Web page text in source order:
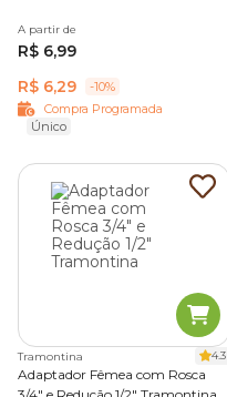
A partir de
R$ 6,99
R$ 6,29
-10%
Compra Programada
Único
Tramontina 4.3
Adaptador Fêmea com Rosca